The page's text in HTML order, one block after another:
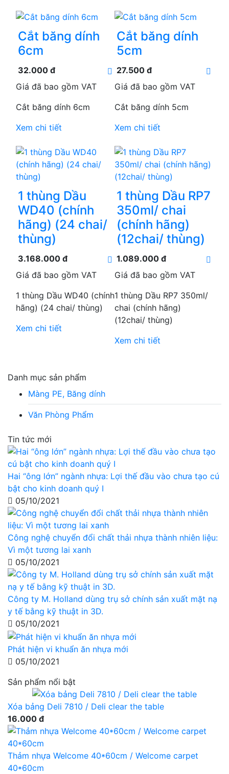
Cắt băng dính
6cm
32.000 đ
Giá đã bao gồm VAT
Cắt băng dính 6cm
Xem chi tiết
Cắt băng dính
5cm
27.500 đ
Giá đã bao gồm VAT
Cắt băng dính 5cm
Xem chi tiết
1 thùng Dầu
WD40 (chính
hãng) (24 chai/
thùng)
3.168.000 đ
Giá đã bao gồm VAT
1 thùng Dầu WD40 (chính
hãng) (24 chai/ thùng)
Xem chi tiết
1 thùng Dầu RP7
350ml/ chai
(chính hãng)
(12chai/ thùng)
1.089.000 đ
Giá đã bao gồm VAT
1 thùng Dầu RP7 350ml/
chai (chính hãng)
(12chai/ thùng)
Xem chi tiết
Danh mục sản phẩm
Màng PE, Băng dính
Văn Phòng Phẩm
Tin tức mới
Hai “ông lớn” ngành nhựa: Lợi thế đầu vào chưa tạo cú
bật cho kinh doanh quý I
05/10/2021
Công nghệ chuyển đổi chất thải nhựa thành nhiên liệu:
Vì một tương lai xanh
05/10/2021
Công ty M. Holland dùng trụ sở chính sản xuất mặt nạ
y tế bằng kỹ thuật in 3D.
05/10/2021
Phát hiện vi khuẩn ăn nhựa mới
05/10/2021
Sản phẩm nổi bật
Xóa bảng Deli 7810 / Deli clear the table
16.000 đ
Thảm nhựa Welcome 40*60cm / Welcome carpet
40*60cm